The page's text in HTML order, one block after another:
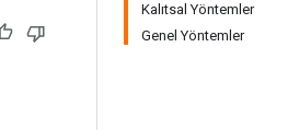
Kalıtsal Yöntemler
Genel Yöntemler